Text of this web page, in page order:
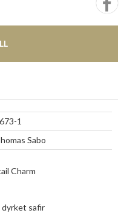
1
Sabo
Charm
dyrket safir